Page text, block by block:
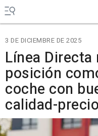
3 DE DICIEMBRE DE 2025
Línea
posición
coche con
calidad-precio